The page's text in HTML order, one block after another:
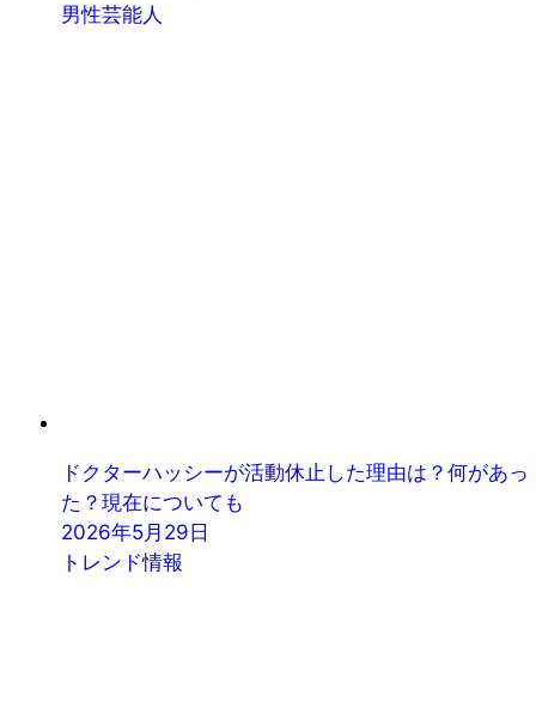
男性芸能人
ドクターハッシーが活動休止した理由は？何があっ
た？現在についても
2026年5月29日
トレンド情報